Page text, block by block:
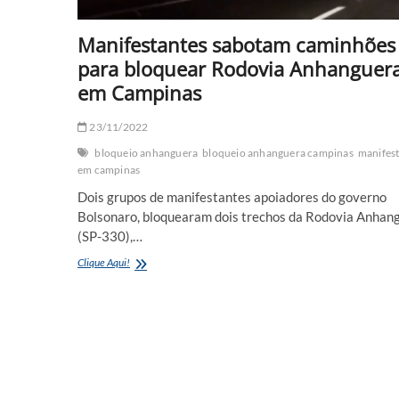
Manifestantes sabotam caminhões
para bloquear Rodovia
em Campinas
23/11/2022
bloqueio anhanguera bloqueio anhanguera campinas
em campinas
Dois grupos de manifestantes apoiadores do governo
Bolsonaro, bloquearam dois trechos da Rodovia
(SP-330),…
Clique Aqui! Manifestantes